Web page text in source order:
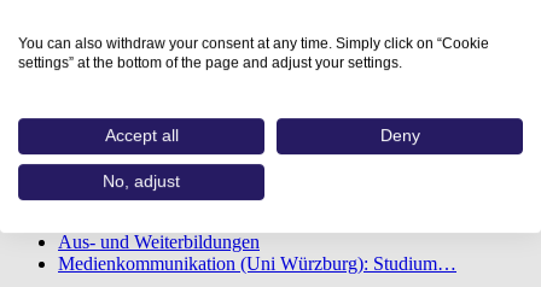
Aus- und Weiterbildungen
Medienkommunikation (Uni Würzburg): Studium…
You can also withdraw your consent at any time. Simply click on “Cookie
settings” at the bottom of the page and adjust your settings.
Accept all Deny
No, adjust